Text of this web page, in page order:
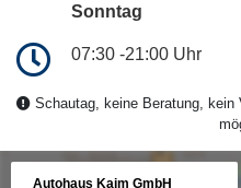
Sonntag
07:30 -21:00 Uhr
Schautag, keine Beratung, kein
Autohaus Kaim GmbH